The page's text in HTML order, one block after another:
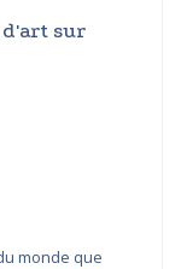
sur
monde que